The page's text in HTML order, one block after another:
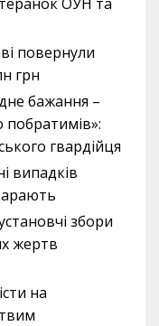
повернули
грн
бажання –
побратимів»:
гвардійця
випадків
збори
жертв
на